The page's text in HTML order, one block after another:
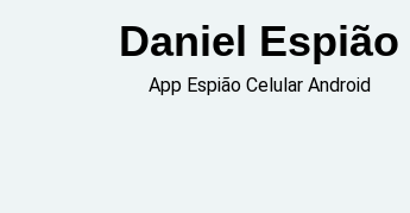
Daniel Espião
App Espião Celular Android